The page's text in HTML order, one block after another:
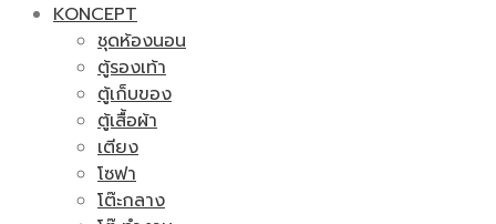
KONCEPT
ชุดห้องนอน
ตู้รองเท้า
ตู้เก็บของ
ตู้เสื้อผ้า
เตียง
โซฟา
โต๊ะกลาง